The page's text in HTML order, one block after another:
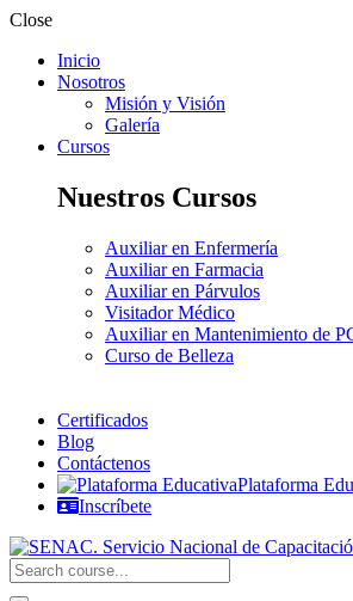
Close
Inicio
Nosotros
Misión y Visión
Galería
Cursos
Nuestros Cursos
Auxiliar en Enfermería
Auxiliar en Farmacia
Auxiliar en Párvulos
Visitador Médico
Auxiliar en Mantenimiento de
Curso de Belleza
Certificados
Blog
Contáctenos
Plataforma
Inscríbete